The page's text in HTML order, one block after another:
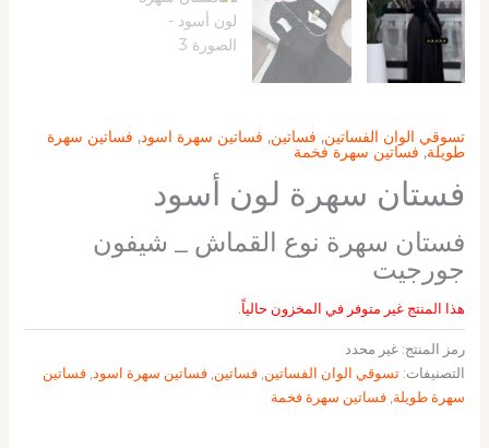
تسوقي الوان الفساتين, فساتين, فساتين سهرة اسود, فساتين سهرة
طويلة, فساتين سهرة فخمة
فستان سهرة لون أسود
فستان سهرة نوع القماش _ شيفون
جورجيت
هذا المنتج غير متوفر في المخزون حالياً.
رمز المنتج: غير محدد
التصنيفات: تسوقي الوان الفساتين فساتين فساتين سهرة اسود فساتين
سهرة طويلة فساتين سهرة فخمة